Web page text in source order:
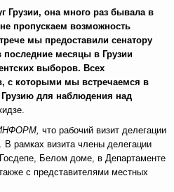
Грузии, она много раз бывала в
пропускаем возможность
мы предоставили сенатору
месяцы в Грузии
выборов. Всех
с которыми мы встречаемся в
для наблюдения над
что рабочий визит делегации
рамках визита члены делегации
Белом доме, в Департаменте
с представителями местных